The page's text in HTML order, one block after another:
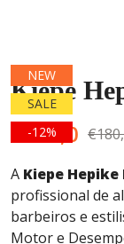
NEW
SALE
-12%
Kiepe
€
preço
original
era:
160,0 O
é:
A Kiepe
profissional de
barbeiros e
Motor e